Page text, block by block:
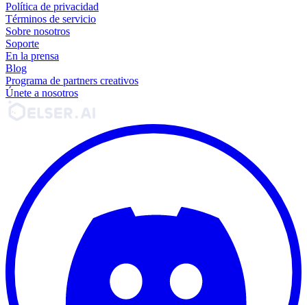
Política de privacidad
Términos de servicio
Sobre nosotros
Soporte
En la prensa
Blog
Programa de partners creativos
Únete a nosotros